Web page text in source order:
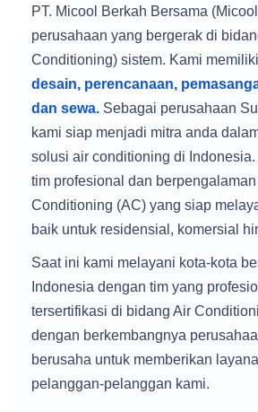
PT. Micool Berkah Bersama
perusahaan yang bergerak di
Conditioning) sistem. Kami
desain, perencanaan,
dan sewa. Sebagai perusahaan
kami siap menjadi mitra anda
solusi air conditioning di
tim profesional dan
Conditioning (AC) yang siap
baik untuk residensial, komersial
Saat ini kami melayani kota-kota
Indonesia dengan tim yang
tersertifikasi di bidang Air
dengan berkembangnya
berusaha untuk memberikan
pelanggan-pelanggan kami.